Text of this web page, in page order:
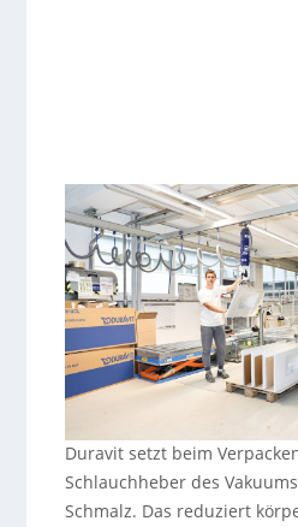
Duravit setzt beim
Schlauchheber des
Schmalz. Das reduziert